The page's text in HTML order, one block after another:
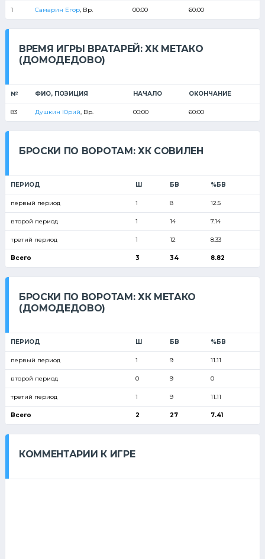
1 Самарин Егор, Вр. 00:00 60:00
ВРЕМЯ ИГРЫ ВРАТАРЕЙ: ХК МЕТАКО
(ДОМОДЕДОВО)
№ ФИО, ПОЗИЦИЯ НАЧАЛО ОКОНЧАНИЕ
83 Душкин Юрий, Вр. 00:00 60:00
БРОСКИ ПО ВОРОТАМ: ХК СОВИЛЕН
ПЕРИОД Ш БВ %БВ
первый период 1 8 12.5
второй период 1 14 7.14
третий период 1 12 8.33
Всего 3 34 8.82
БРОСКИ ПО ВОРОТАМ: ХК МЕТАКО
(ДОМОДЕДОВО)
ПЕРИОД Ш БВ %БВ
первый период 1 9 11.11
второй период 0 9 0
третий период 1 9 11.11
Всего 2 27 7.41
КОММЕНТАРИИ К ИГРЕ